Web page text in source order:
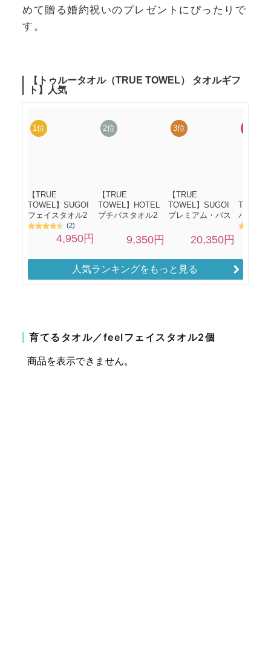
めて贈る婚約祝いのプレゼントにぴったりで
す。
人気ランキングをもっと見る
育てるタオル／feelフェイスタオル2個